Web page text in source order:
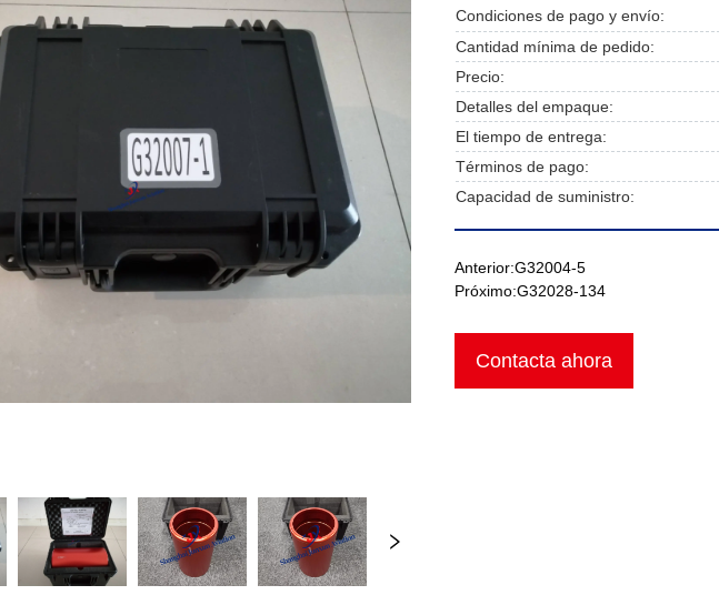
Condiciones de pago y envío:
Cantidad mínima de pedido:
Precio:
Detalles del empaque:
El tiempo de entrega:
Términos de pago:
Capacidad de suministro:
Anterior:G32004-5
Próximo:G32028-134
Contacta ahora